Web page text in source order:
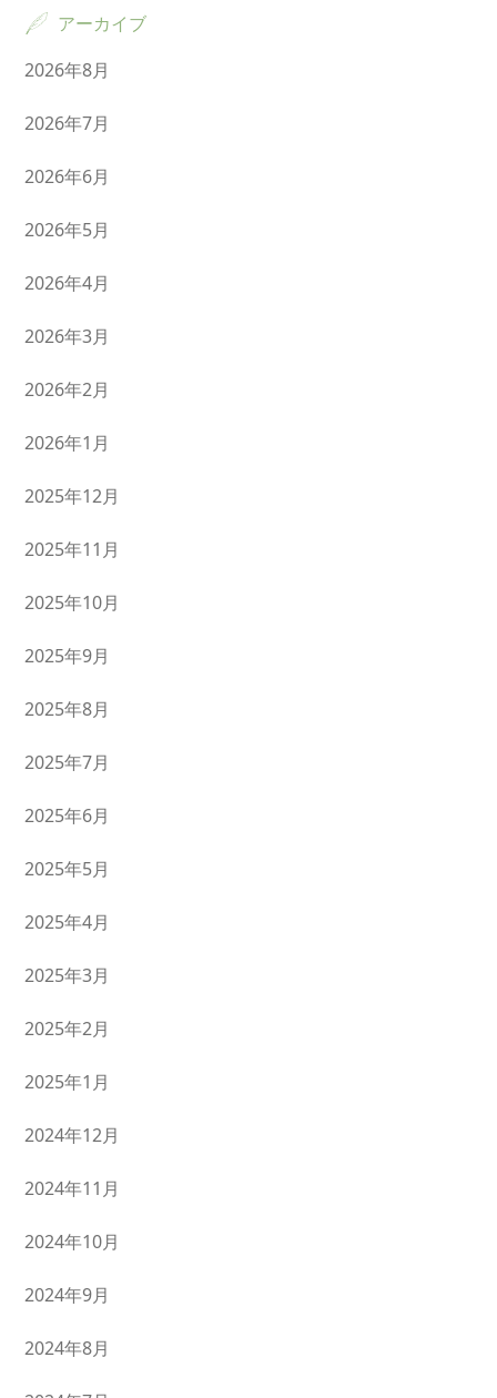
アーカイブ
2026年8月
2026年7月
2026年6月
2026年5月
2026年4月
2026年3月
2026年2月
2026年1月
2025年12月
2025年11月
2025年10月
2025年9月
2025年8月
2025年7月
2025年6月
2025年5月
2025年4月
2025年3月
2025年2月
2025年1月
2024年12月
2024年11月
2024年10月
2024年9月
2024年8月